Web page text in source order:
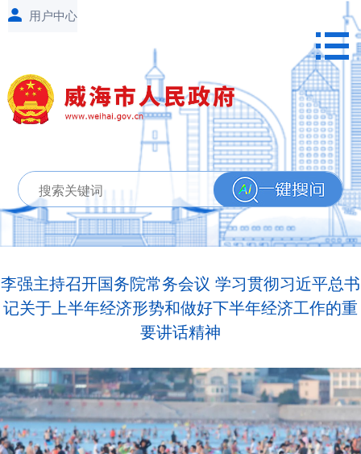
李强主持召开国务院常务会议 学习贯彻习近平总书
记关于上半年经济形势和做好下半年经济工作的重
要讲话精神